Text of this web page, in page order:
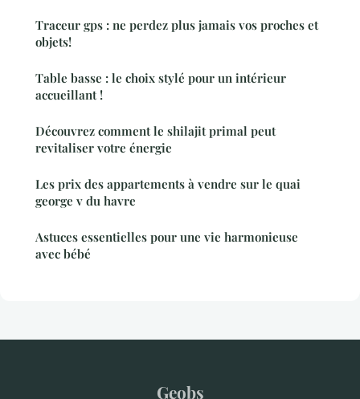
Traceur gps : ne perdez plus jamais vos proches et
objets!
Table basse : le choix stylé pour un intérieur
accueillant !
Découvrez comment le shilajit primal peut
revitaliser votre énergie
Les prix des appartements à vendre sur le quai
george v du havre
Astuces essentielles pour une vie harmonieuse
avec bébé
Geobs